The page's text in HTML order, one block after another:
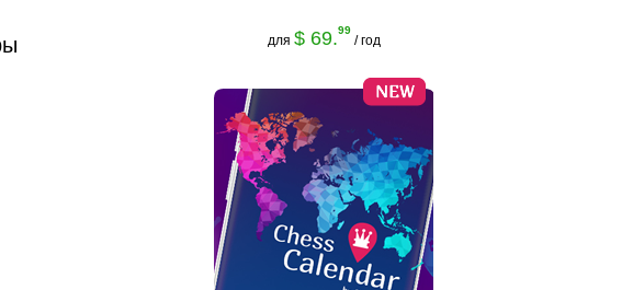
для $ 69.99
/ год